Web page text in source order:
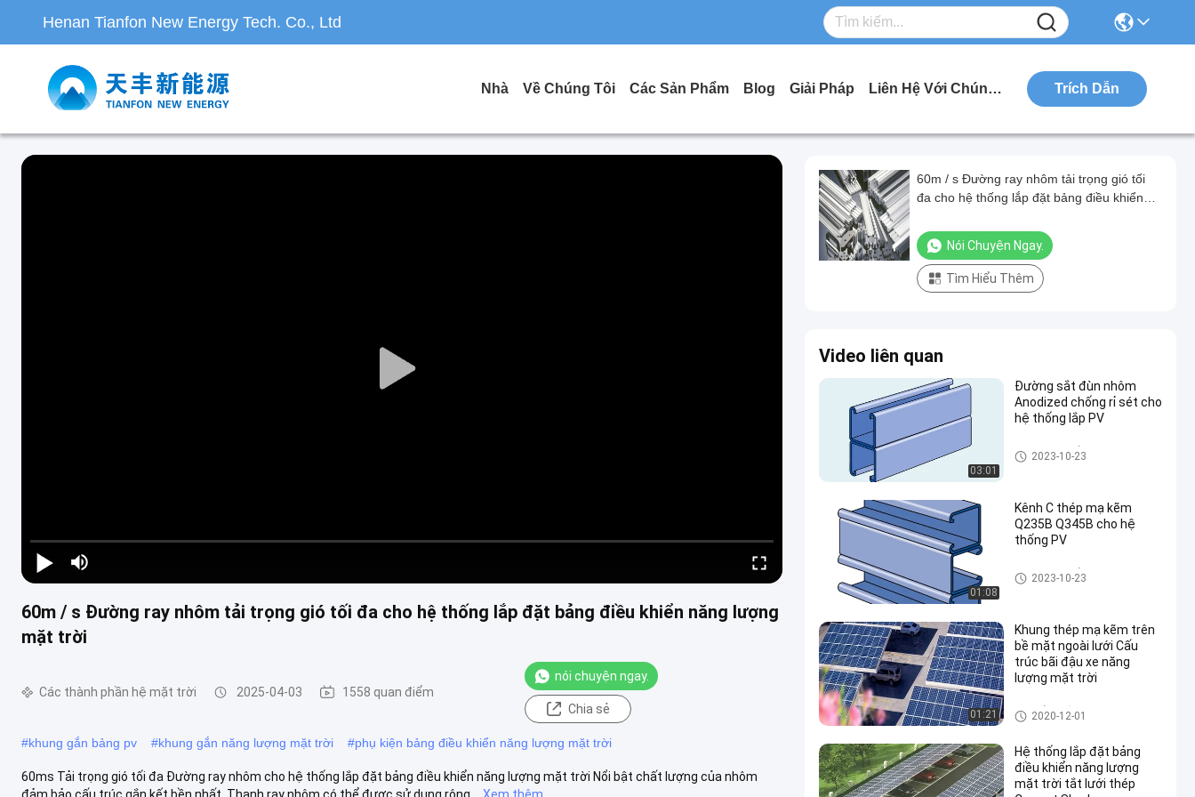
Henan Tianfon New Energy Tech. Co., Ltd
Nhà Về Chúng Tôi Các Sản Phẩm Blog Giải Pháp Liên Hệ Với Chúng Tôi Trích Dẫn
60m / s Đường ray nhôm tải trọng gió tối đa cho hệ thống lắp đặt bảng điều khiển năng lượng
mặt trời
Các thành phần hệ mặt trời 2025-04-03 1558 quan điểm
nói chuyện ngay.
Chia sẻ
#khung gắn bảng pv #khung gắn năng lượng mặt trời #phụ kiện bảng điều khiển năng lượng mặt trời
60ms Tải trọng gió tối đa Đường ray nhôm cho hệ thống lắp đặt bảng điều khiển năng lượng mặt trời Nổi bật chất lượng của nhôm
đảm bảo cấu trúc gắn kết bền nhất. Thanh ray nhôm có thể được sử dụng rộng...
Xem thêm
60m / s Đường ray nhôm tải trọng gió tối
đa cho hệ thống lắp đặt bảng điều khiển
Nói Chuyện Ngay.
Tìm Hiểu Thêm
Video liên quan
03:01
Đường sắt đùn nhôm
Anodized chống rỉ sét cho
hệ thống lắp PV
Các thành phần hệ mặt trời
2023-10-23
01:08
Kênh C thép mạ kẽm
Q235B Q345B cho hệ
thống PV
Các thành phần hệ mặt trời
2023-10-23
01:21
Khung thép mạ kẽm trên
bề mặt ngoài lưới Cấu
trúc bãi đậu xe năng
lượng mặt trời
hệ thống gắn xe hơi năng lượ
ng mặt trời
2020-12-01
Hệ thống lắp đặt bảng
điều khiển năng lượng
mặt trời tắt lưới thép